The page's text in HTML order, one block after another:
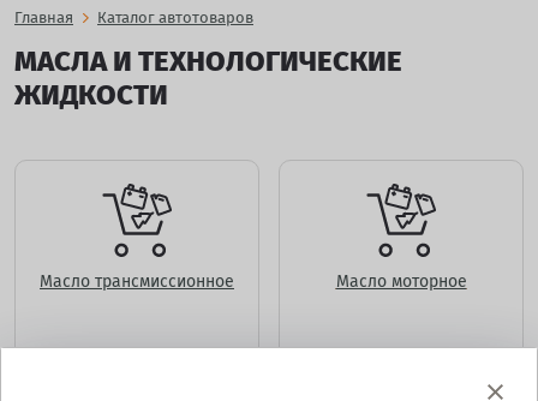
Главная Каталог автотоваров
МАСЛА И ТЕХНОЛОГИЧЕСКИЕ
ЖИДКОСТИ
Масло трансмиссионное Масло моторное